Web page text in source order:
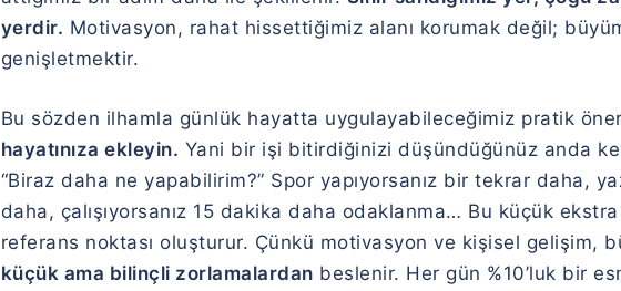
yerdir. Motivasyon, rahat hissettiğimiz alanı korumak değil;
genişletmektir.
Bu sözden ilhamla günlük hayatta uygulayabileceğimiz pratik
hayatınıza ekleyin. Yani bir işi bitirdiğinizi düşündüğünüz anda
“Biraz daha ne yapabilirim?” Spor yapıyorsanız bir tekrar daha,
daha, çalışıyorsanız 15 dakika daha odaklanma… Bu küçük
referans noktası oluşturur. Çünkü motivasyon ve kişisel gelişim,
küçük ama bilinçli zorlamalardan beslenir. Her gün %10’luk bir